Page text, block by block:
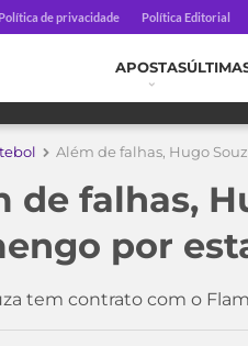
Política de privacidade Política Editorial
APOSTAS
Além de falhas, Hugo
de falhas,
por
tem contrato com o